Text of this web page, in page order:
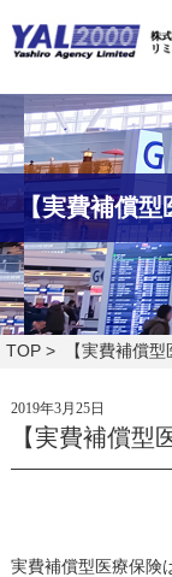
【実費補償型
TOP > 【実費補償型
2019年3月25日
【実費補償型
実費補償型医療保険